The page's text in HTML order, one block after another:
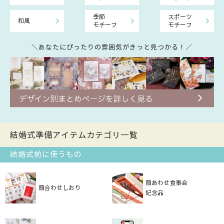
和風
季節
モチーフ
スポーツ
モチーフ
＼あなたにぴったりの雰囲気がきっと見つかる！／
結婚式準備アイテムカテゴリ一覧
結婚式前に使うもの
顔合わせしおり
顔あわせ食事会
記念品